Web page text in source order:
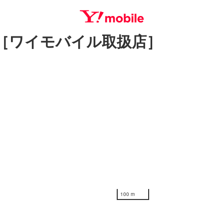
イモバイル取扱店］
100 m